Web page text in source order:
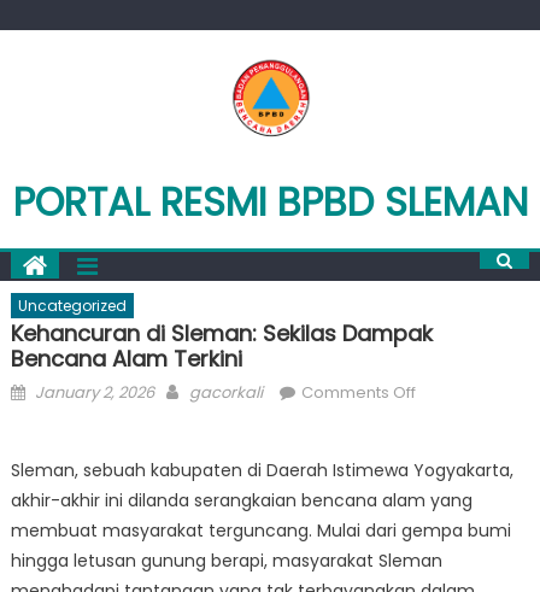
PORTAL RESMI BPBD SLEMAN
Uncategorized
Kehancuran di Sleman: Sekilas Dampak
Bencana Alam Terkini
Posted
January 2, 2026 Author
gacorkali Comments Offon
Sleman:
Sekilas
Dampak
Bencana
Alam
Sleman, sebuah kabupaten di Daerah Istimewa Yogyakarta,
akhir-akhir ini dilanda serangkaian bencana alam yang
membuat masyarakat terguncang. Mulai dari gempa bumi
hingga letusan gunung berapi, masyarakat Sleman